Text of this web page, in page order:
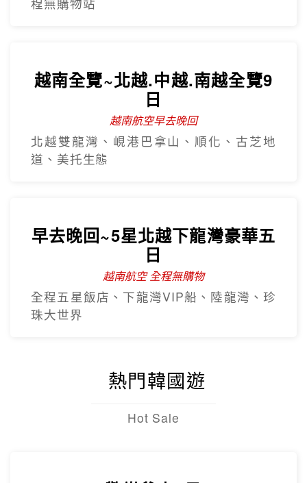
越南全覽~北越.中越.南越全覽9
日
越南航空早去晚回
北越雙龍灣、峴港巴拿山、順化、古芝地
道、美托生態
早去晚回~5星北越下龍灣豪華五
日
越南航空 全程無購物
全程五星飯店、下龍灣VIP船、陸龍灣、珍
珠大世界
熱門韓國遊
Hot Sale